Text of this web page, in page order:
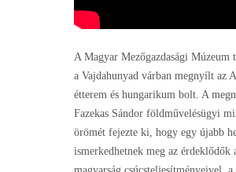
A Magyar Mezőgazdasági Múzeum
a Vajdahunyad várban megnyílt az
étterem és hungarikum bolt. A
Fazekas Sándor földművelésügyi
örömét fejezte ki, hogy egy újabb
ismerkedhetnek meg az érdeklődők